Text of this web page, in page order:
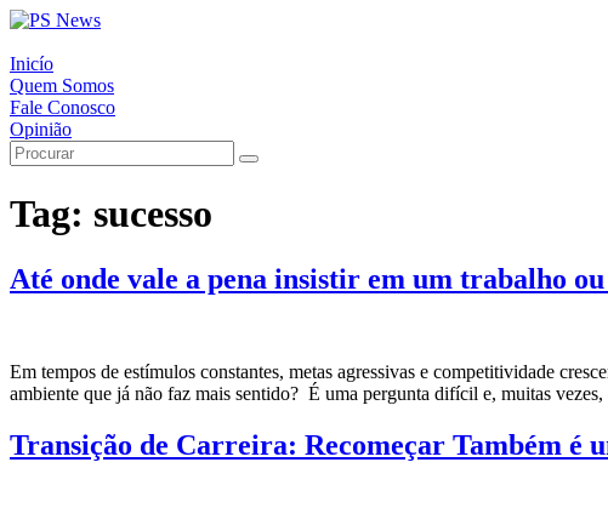
Inicío
Quem Somos
Fale Conosco
Opinião
Tag: sucesso
Até onde vale a pena insistir em um trabalho
Em tempos de estímulos constantes, metas agressivas e competitividade
ambiente que já não faz mais sentido? É uma pergunta difícil e, muitas
Transição de Carreira: Recomeçar Também é